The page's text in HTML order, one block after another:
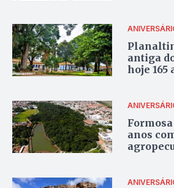
antiga
hoje 165
anos